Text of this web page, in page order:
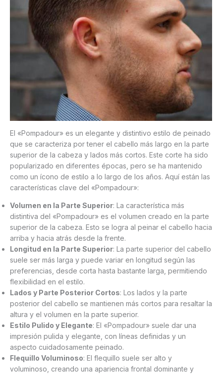
El «Pompadour» es un elegante y distintivo estilo de peinado
que se caracteriza por tener el cabello más largo en la parte
superior de la cabeza y lados más cortos. Este corte ha sido
popularizado en diferentes épocas, pero se ha mantenido
como un ícono de estilo a lo largo de los años. Aquí están las
características clave del «Pompadour»:
Volumen en la Parte Superior: La característica más
distintiva del «Pompadour» es el volumen creado en la parte
superior de la cabeza. Esto se logra al peinar el cabello hacia
arriba y hacia atrás desde la frente.
Longitud en la Parte Superior: La parte superior del cabello
suele ser más larga y puede variar en longitud según las
preferencias, desde corta hasta bastante larga, permitiendo
flexibilidad en el estilo.
Lados y Parte Posterior Cortos: Los lados y la parte
posterior del cabello se mantienen más cortos para resaltar la
altura y el volumen en la parte superior.
Estilo Pulido y Elegante: El «Pompadour» suele dar una
impresión pulida y elegante, con líneas definidas y un
aspecto cuidadosamente peinado.
Flequillo Voluminoso: El flequillo suele ser alto y
voluminoso, creando una apariencia frontal dominante y